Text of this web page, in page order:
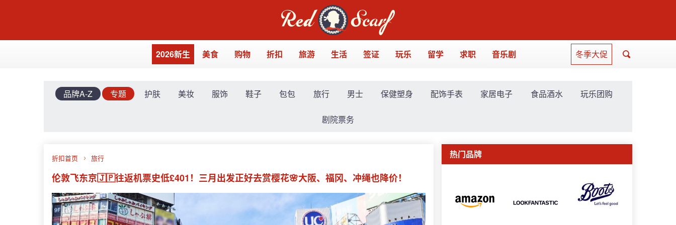
2026新生 美食 购物 折扣 旅游 生活 签证 玩乐 留学 求职 音乐剧 冬季大促
品牌A-Z 专题 护肤 美妆 服饰 鞋子 包包 旅行 男士 保健塑身 配饰手表 家居电子 食品酒水 玩乐团购
剧院票务
折扣首页 旅行
伦敦飞东京🇯🇵往返机票史低£401！三月出发正好去赏樱花🌸大阪、福冈、冲绳也降价！
热门品牌